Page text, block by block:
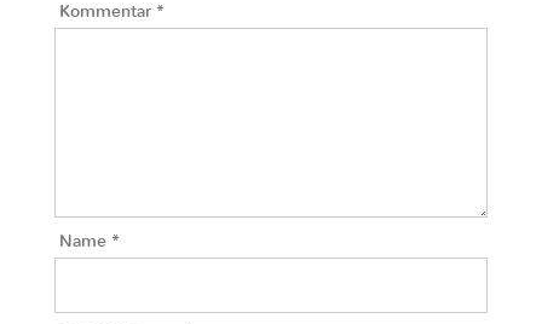
Kommentar *
Name *